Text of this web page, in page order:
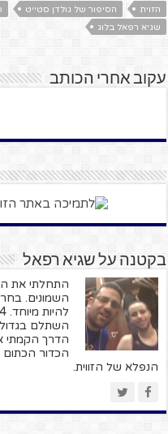
הזוית
הסיפור של גולדן סטייט
שגיא רפאל בלוג
עקוב אחרי הכותב
בקטנה על שגיא רפאל
השמונים.
הדרך הקמתי
הנפלא של הזווית.